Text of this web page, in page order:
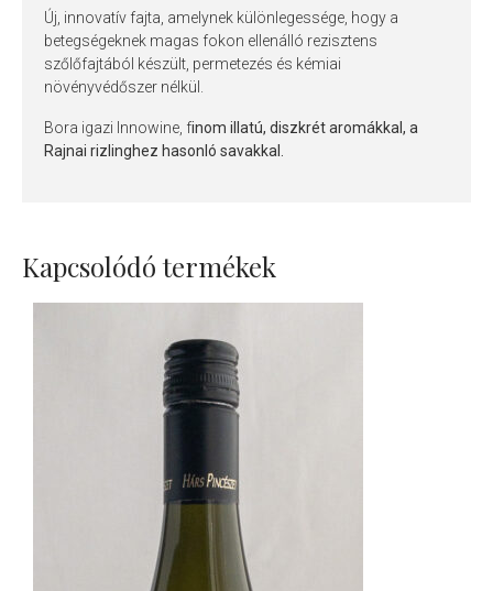
Új, innovatív fajta, amelynek különlegessége, hogy a
betegségeknek magas fokon ellenálló rezisztens
szőlőfajtából készült, permetezés és kémiai
növényvédőszer nélkül.
Bora igazi Innowine, finom illatú, diszkrét aromákkal, a
Rajnai rizlinghez hasonló savakkal.
Kapcsolódó termékek